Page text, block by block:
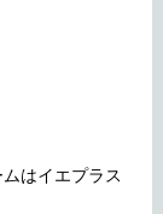
はイエプラス